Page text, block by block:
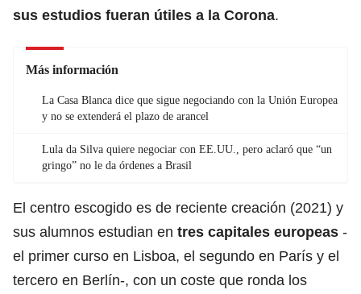
sus estudios fueran útiles a la Corona.
Más información
La Casa Blanca dice que sigue negociando con la Unión Europea
y no se extenderá el plazo de arancel
Lula da Silva quiere negociar con EE.UU., pero aclaró que “un
gringo” no le da órdenes a Brasil
El centro escogido es de reciente creación (2021) y
sus alumnos estudian en tres capitales europeas -
el primer curso en Lisboa, el segundo en París y el
tercero en Berlín-, con un coste que ronda los